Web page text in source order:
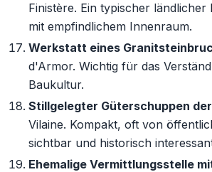
Finistère. Ein typischer
mit empfindlichem Innenraum.
Werkstatt eines
d'Armor. Wichtig für das
Baukultur.
Stillgelegter Güterschuppen
Vilaine. Kompakt, oft von
sichtbar und historisch
Ehemalige Vermittlungsstelle